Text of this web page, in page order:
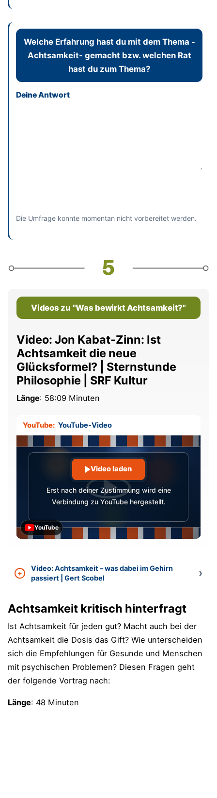
Welche Erfahrung hast du mit dem Thema -
Achtsamkeit- gemacht bzw. welchen Rat
hast du zum Thema?
Dieses Feld bitte leer lassen
Deine Antwort
Die Umfrage konnte momentan nicht vorbereitet werden.
Videos zu "Was bewirkt Achtsamkeit?"
Video: Jon Kabat-Zinn: Ist
Achtsamkeit die neue
Glücksformel? | Sternstunde
Philosophie | SRF Kultur
Länge: 58:09 Minuten
YouTube: YouTube-Video
YouTube
Video laden
Erst nach deiner Zustimmung wird eine
Verbindung zu YouTube hergestellt.
Video: Achtsamkeit – was dabei im Gehirn
passiert | Gert Scobel
Achtsamkeit kritisch hinterfragt
Ist Achtsamkeit für jeden gut? Macht auch bei der
Achtsamkeit die Dosis das Gift? Wie unterscheiden
sich die Empfehlungen für Gesunde und Menschen
mit psychischen Problemen? Diesen Fragen geht
der folgende Vortrag nach:
Länge: 48 Minuten